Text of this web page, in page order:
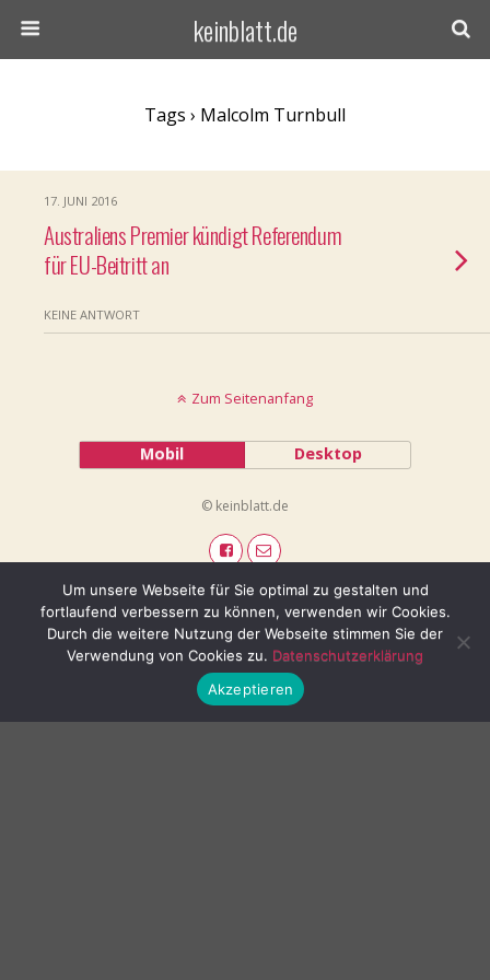
keinblatt.de
Tags › Malcolm Turnbull
17. JUNI 2016
Australiens Premier kündigt Referendum
für EU-Beitritt an
KEINE ANTWORT
Zum Seitenanfang
Mobil Desktop
© keinblatt.de
Um unsere Webseite für Sie optimal zu gestalten und
fortlaufend verbessern zu können, verwenden wir Cookies.
Durch die weitere Nutzung der Webseite stimmen Sie der
Verwendung von Cookies zu. Datenschutzerklärung
Akzeptieren